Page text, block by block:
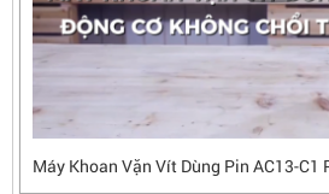
Máy Khoan Vặn Vít Dùng Pin AC13-C1